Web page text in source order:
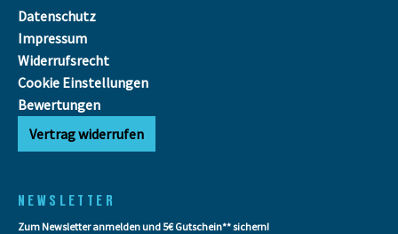
Datenschutz
Impressum
Widerrufsrecht
Cookie Einstellungen
Bewertungen
Vertrag widerrufen
NEWSLETTER
Zum Newsletter anmelden und 5€ Gutschein** sichern!